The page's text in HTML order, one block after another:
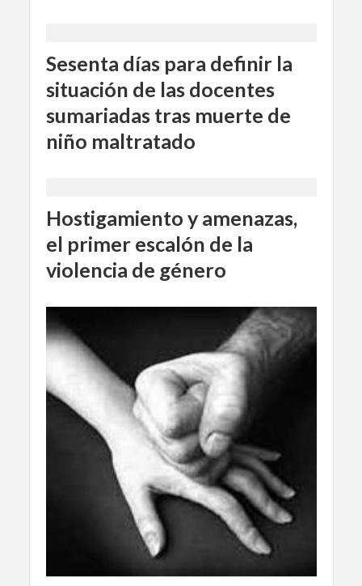
Sesenta días para definir la
situación de las docentes
sumariadas tras muerte de
niño maltratado
Hostigamiento y amenazas,
el primer escalón de la
violencia de género